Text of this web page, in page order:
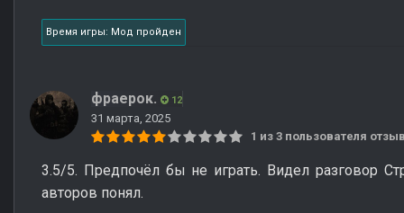
Время игры: Мод пройден
фраерок. 12
31 марта, 2025
1 из 3 пользователя
3.5/5. Предпочёл бы не играть. Видел разговор
авторов понял.